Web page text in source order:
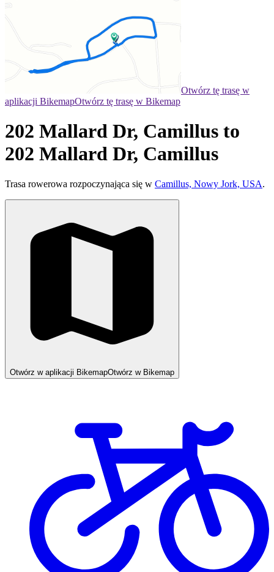
Otwórz tę trasę w
aplikacji BikemapOtwórz tę trasę w Bikemap
202 Mallard Dr, Camillus to
202 Mallard Dr, Camillus
Trasa rowerowa rozpoczynająca się w Camillus, Nowy Jork, USA.
Otwórz w aplikacji BikemapOtwórz w Bikemap